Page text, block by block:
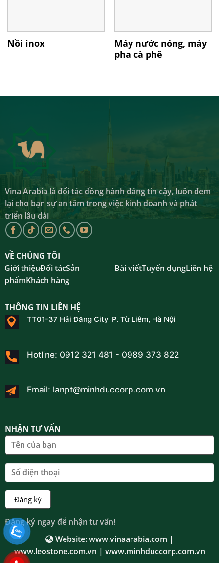
Nồi inox
Máy nước nóng, máy
pha cà phê
Vina Arabia là đối tác đồng hành đáng tin cậy, luôn đem
lại cho bạn sự an tâm trong việc kinh doanh và phát
triển lâu dài
VỀ CHÚNG TÔI
Giới thiệuĐối tácSản
phẩmKhách hàng
Bài viếtTuyển dụngLiên hệ
THÔNG TIN LIÊN HỆ
TT01-37 Hải Đăng City, P. Từ Liêm, Hà Nội
Hotline: 0912 321 481 - 0989 373 822
Email: lanpt@minhduccorp.com.vn
NHẬN TƯ VẤN
Đăng ký ngay để nhận tư vấn!
Website:www.vinaarabia.com |
www.leostone.com.vn | www.minhduccorp.com.vn